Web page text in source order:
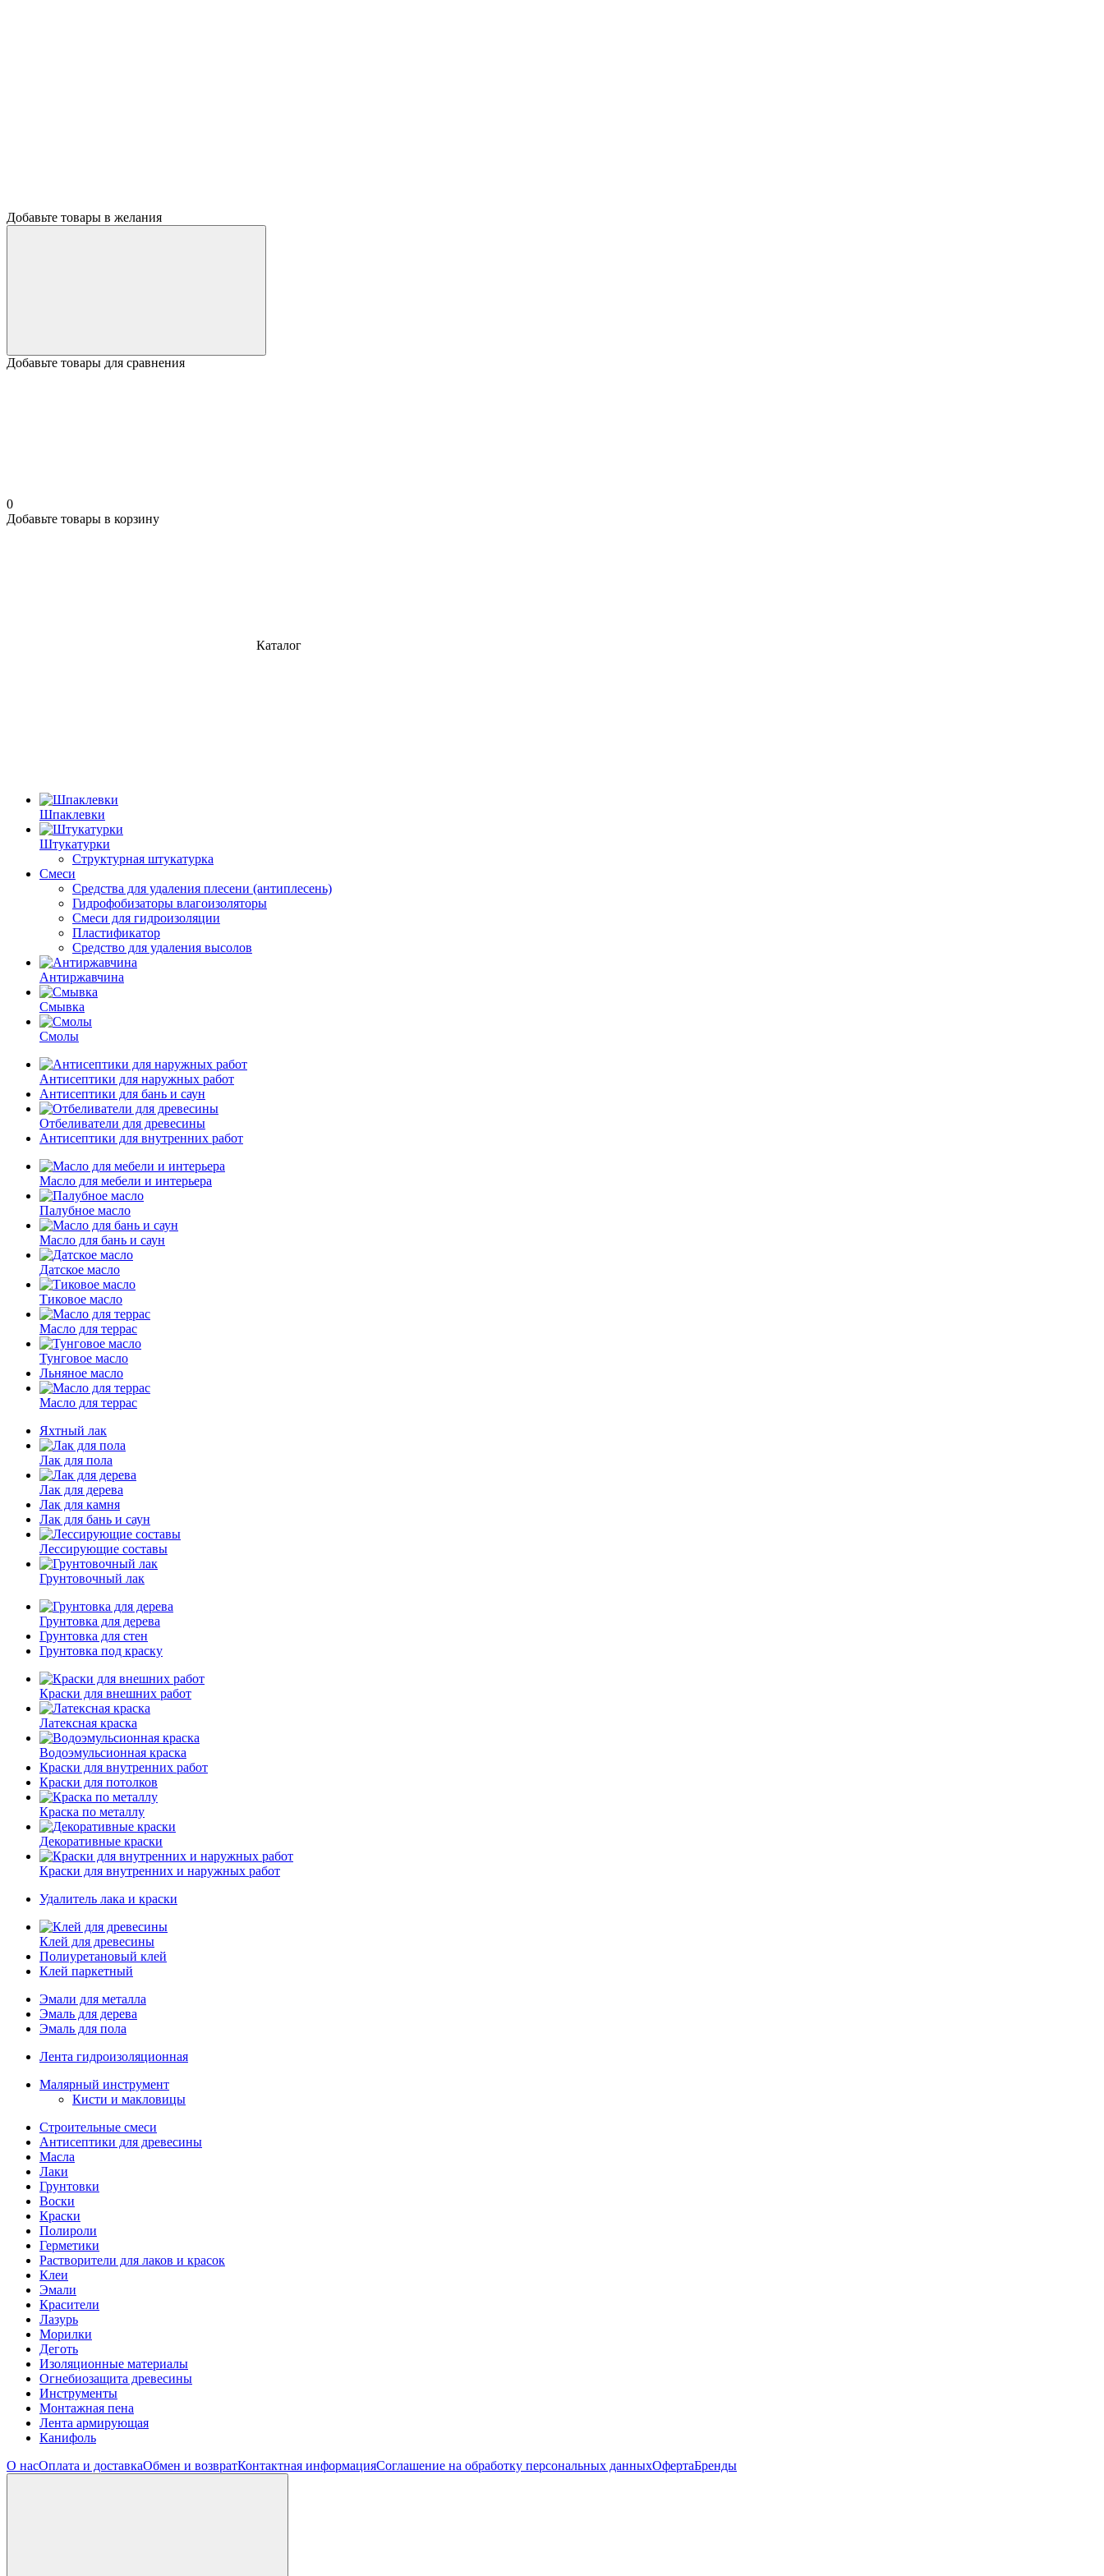
Добавьте товары в желания
Добавьте товары для сравнения
0
Добавьте товары в корзину
Каталог
Шпаклевки
Штукатурки
Структурная штукатурка
Смеси
Средства для удаления плесени (антиплесень)
Гидрофобизаторы влагоизоляторы
Смеси для гидроизоляции
Пластификатор
Средство для удаления высолов
Антиржавчина
Смывка
Смолы
Антисептики для наружных работ
Антисептики для бань и саун
Отбеливатели для древесины
Антисептики для внутренних работ
Масло для мебели и интерьера
Палубное масло
Масло для бань и саун
Датское масло
Тиковое масло
Масло для террас
Тунговое масло
Льняное масло
Масло для террас
Яхтный лак
Лак для пола
Лак для дерева
Лак для камня
Лак для бань и саун
Лессирующие составы
Грунтовочный лак
Грунтовка для дерева
Грунтовка для стен
Грунтовка под краску
Краски для внешних работ
Латексная краска
Водоэмульсионная краска
Краски для внутренних работ
Краски для потолков
Краска по металлу
Декоративные краски
Краски для внутренних и наружных работ
Удалитель лака и краски
Клей для древесины
Полиуретановый клей
Клей паркетный
Эмали для металла
Эмаль для дерева
Эмаль для пола
Лента гидроизоляционная
Малярный инструмент
Кисти и макловицы
Строительные смеси
Антисептики для древесины
Масла
Лаки
Грунтовки
Воски
Краски
Полироли
Герметики
Растворители для лаков и красок
Клеи
Эмали
Красители
Лазурь
Морилки
Деготь
Изоляционные материалы
Огнебиозащита древесины
Инструменты
Монтажная пена
Лента армирующая
Канифоль
О насОплата и доставкаОбмен и возвратКонтактная информацияСоглашение на обработку персональных данныхОфертаБренды